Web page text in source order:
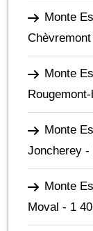
Monte
Chèvremont
Monte
Monte
Joncherey -
Monte
Moval - 1